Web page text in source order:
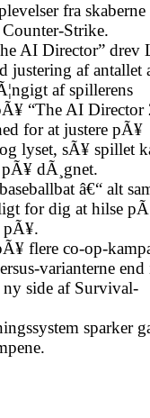
fra
Strike.
AI Director” drev
justering af antallet
af spillerens
“The AI Director
for at justere pÃ¥
lyset, sÃ¥ spillet
dÃ¸gnet.
â€“ alt
for dig at hilse
pÃ¥.
flere co-op-
varianterne
ny side af Survival-
sparker